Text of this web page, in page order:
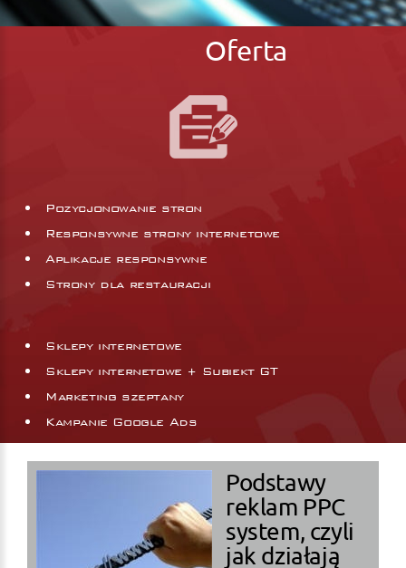
Oferta
Pozycjonowanie stron
Responsywne strony internetowe
Aplikacje responsywne
Strony dla restauracji
Sklepy internetowe
Sklepy internetowe + Subiekt GT
Marketing szeptany
Kampanie Google Ads
Podstawy
reklam PPC
system, czyli
jak działają